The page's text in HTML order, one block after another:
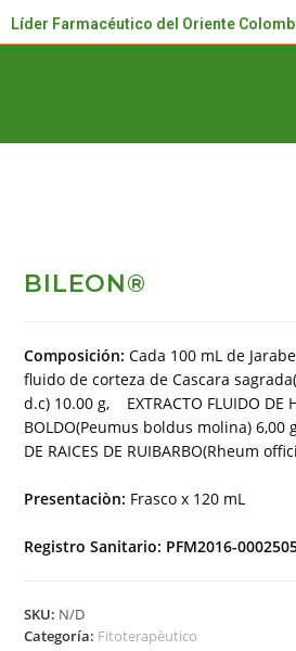
Líder Farmacéutico del Oriente
BILEON®
Composición: Cada 100 mL de
fluido de corteza de Cascara
d.c) 10.00 g, EXTRACTO FLUIDO DE
BOLDO(Peumus boldus molina) 6,00
DE RAICES DE RUIBARBO(Rheum
Presentaciòn: Frasco x 120 mL
Registro Sanitario: PFM2016-
SKU: N/D
Categoría: Fitoterapèutico